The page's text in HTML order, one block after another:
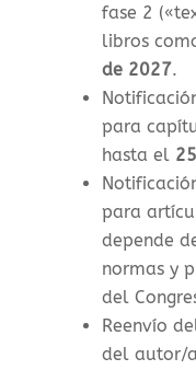
fase 2
libros
de 2027.
para
hasta el
para
depende
normas y
del
Reenvío
del autor/